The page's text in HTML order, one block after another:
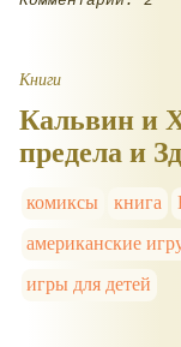
Книги
Кальвин и
предела и
комиксы книга
американские
игры для детей